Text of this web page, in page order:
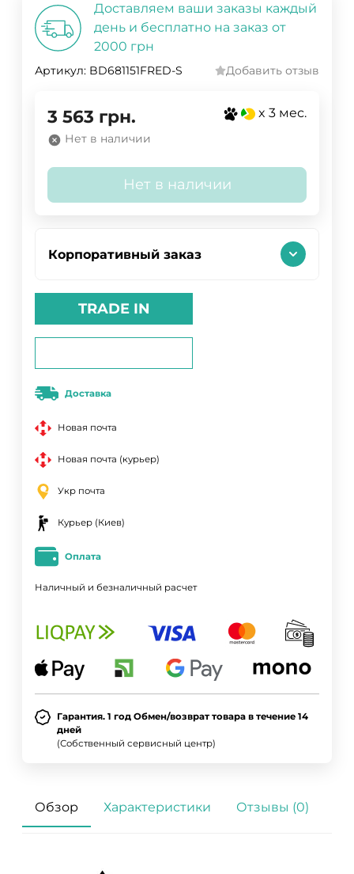
Доставляем ваши заказы каждый
день и бесплатно на заказ от
2000 грн
Артикул: BD681151FRED-S Добавить отзыв
3 563 грн. x 3 мес.
Нет в наличии
Нет в наличии
Корпоративный заказ
TRADE IN
Доставка
Новая почта
Новая почта (курьер)
Укр почта
Курьер (Киев)
Оплата
Наличный и безналичный расчет
Гарантия. 1 год Обмен/возврат товара в течение 14
дней
(Собственный сервисный центр)
Обзор Характеристики Отзывы (0)